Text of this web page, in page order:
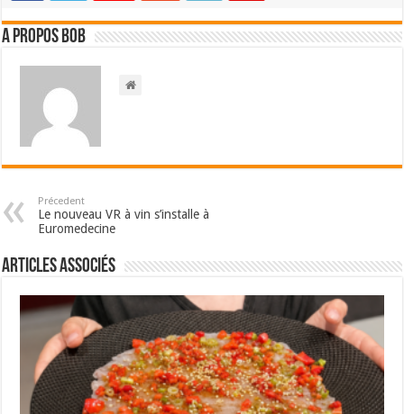
A propos bOb
Précedent
Le nouveau VR à vin s’installe à
Euromedecine
Articles associés